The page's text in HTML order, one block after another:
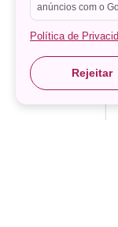
anúncios com o
Política de
Rejeitar